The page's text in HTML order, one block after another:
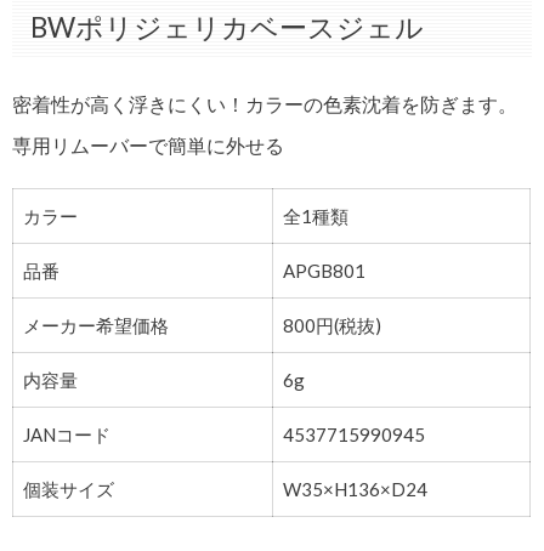
BWポリジェリカベースジェル
密着性が高く浮きにくい！カラーの色素沈着を防ぎます。
専用リムーバーで簡単に外せる
カラー 全1種類
品番 APGB801
メーカー希望価格 800円(税抜)
内容量 6g
JANコード 4537715990945
個装サイズ W35×H136×D24